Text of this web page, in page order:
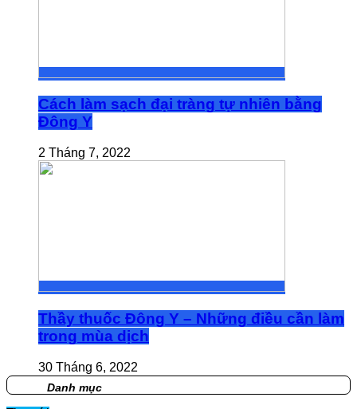
Cách làm sạch đại tràng tự nhiên bằng
Đông Y
2 Tháng 7, 2022
Thầy thuốc Đông Y – Những điều cần làm
trong mùa dịch
30 Tháng 6, 2022
Danh mục